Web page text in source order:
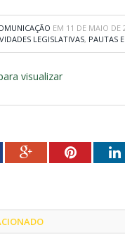
EM 11 DE MAIO DE
LEGISLATIVAS, PAUTAS
visualizar
Google+Pinterest